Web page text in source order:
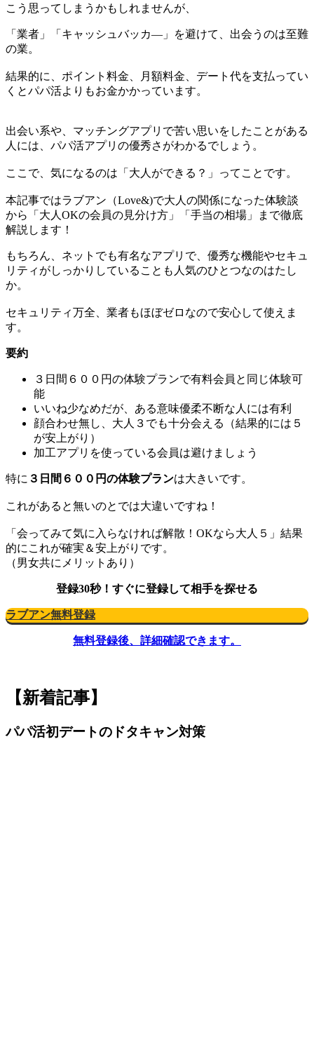
こう思ってしまうかもしれませんが、
「業者」「キャッシュバッカ―」を避けて、出会うのは至難
の業。
結果的に、ポイント料金、月額料金、デート代を支払ってい
くとパパ活よりもお金かかっています。
出会い系や、マッチングアプリで苦い思いをしたことがある
人には、パパ活アプリの優秀さがわかるでしょう。
ここで、気になるのは「大人ができる？」ってことです。
本記事ではラブアン（Love&)で大人の関係になった体験談
から「大人OKの会員の見分け方」「手当の相場」まで徹底
解説します！
もちろん、ネットでも有名なアプリで、優秀な機能やセキュ
リティがしっかりしていることも人気のひとつなのはたし
か。
セキュリティ万全、業者もほぼゼロなので安心して使えま
す。
要約
３日間６００円の体験プランで有料会員と同じ体験可
能
いいね少なめだが、ある意味優柔不断な人には有利
顔合わせ無し、大人３でも十分会える（結果的には５
が安上がり）
加工アプリを使っている会員は避けましょう
特に ３日間６００円の体験プランは大きいです。
これがあると無いのとでは大違いですね！
「会ってみて気に入らなければ解散！OKなら大人５」結果
的にこれが確実＆安上がりです。
（男女共にメリットあり）
登録30秒！すぐに登録して相手を探せる
ラブアン無料登録
無料登録後、詳細確認できます。
【新着記事】
パパ活初デートのドタキャン対策